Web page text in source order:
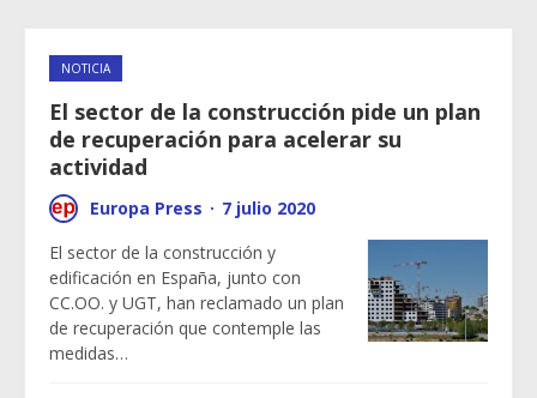
NOTICIA
El sector de la construcción pide un plan
de recuperación para acelerar su
actividad
Europa Press · 7 julio 2020
El sector de la construcción y
edificación en España, junto con
CC.OO. y UGT, han reclamado un plan
de recuperación que contemple las
medidas…